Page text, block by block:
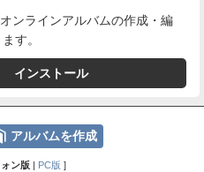
ンラインアルバムの作成・編
す。
インストール
アルバムを作成
ン版| PC版 ]